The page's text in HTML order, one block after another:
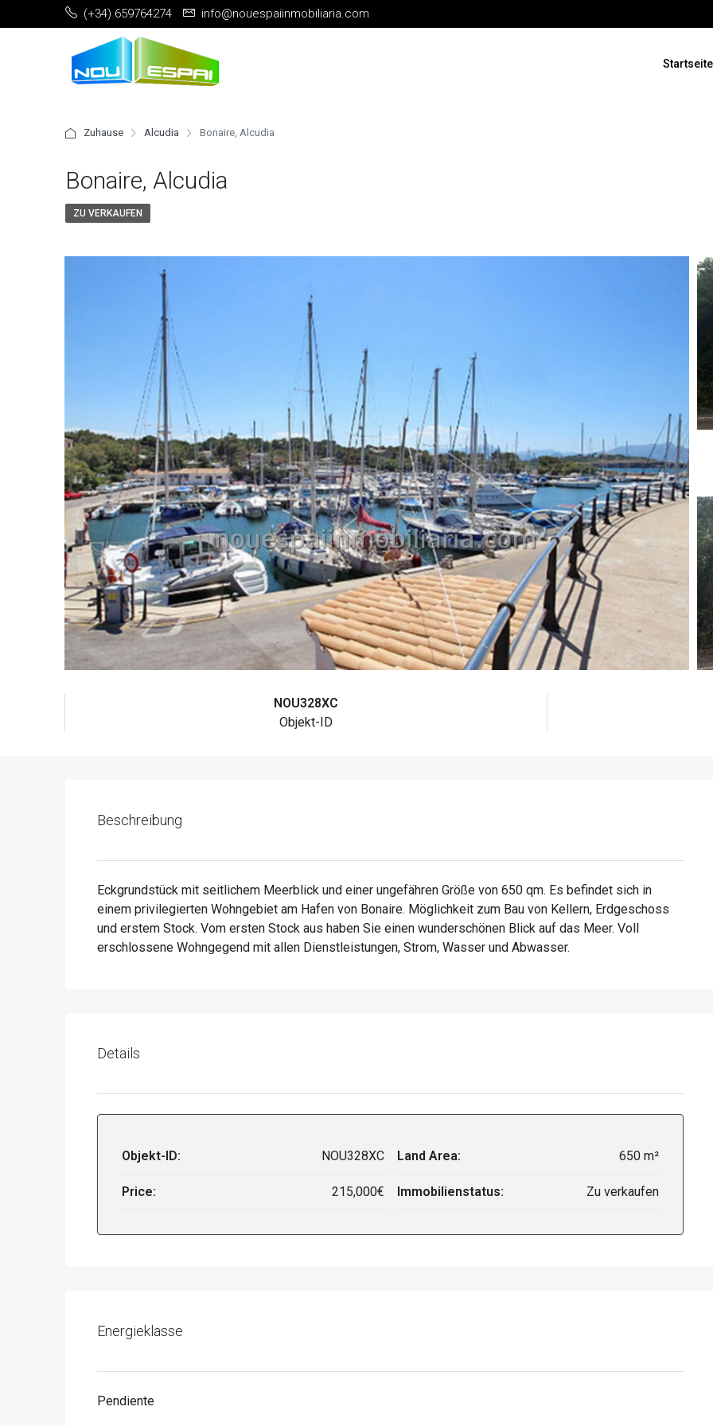
(+34) 659764274 info@nouespaiinmobiliaria.com
Startseite
Zuhause Alcudia Bonaire, Alcudia
Bonaire, Alcudia
ZU VERKAUFEN
NOU328XC
Objekt-ID
Beschreibung
Eckgrundstück mit seitlichem Meerblick und einer ungefähren Größe von 650 qm. Es befindet sich in
einem privilegierten Wohngebiet am Hafen von Bonaire. Möglichkeit zum Bau von Kellern, Erdgeschoss
und erstem Stock. Vom ersten Stock aus haben Sie einen wunderschönen Blick auf das Meer. Voll
erschlossene Wohngegend mit allen Dienstleistungen, Strom, Wasser und Abwasser.
Details
Objekt-ID: NOU328XC
Price: 215,000€
Land Area: 650 m²
Immobilienstatus: Zu verkaufen
Energieklasse
Pendiente